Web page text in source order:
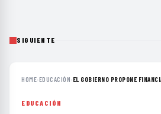
SIGUIENTE
HOME›EDUCACIÓN› EL GOBIERNO PROPONE
EDUCACIÓN